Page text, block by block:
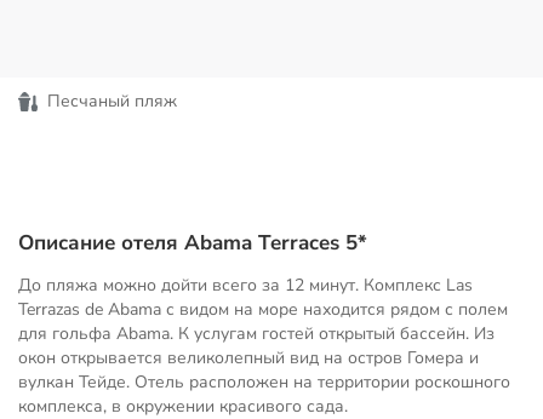
Песчаный пляж
Описание отеля Abama Terraces 5*
До пляжа можно дойти всего за 12 минут. Комплекс Las
Terrazas de Abama с видом на море находится рядом с полем
для гольфа Abama. К услугам гостей открытый бассейн. Из
окон открывается великолепный вид на остров Гомера и
вулкан Тейде. Отель расположен на территории роскошного
комплекса, в окружении красивого сада.